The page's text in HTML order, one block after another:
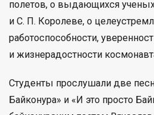
полетов, о выдающихся
и С. П. Королеве, о
работоспособности,
и жизнерадостности
Студенты прослушали две
Байконура» и «И это просто